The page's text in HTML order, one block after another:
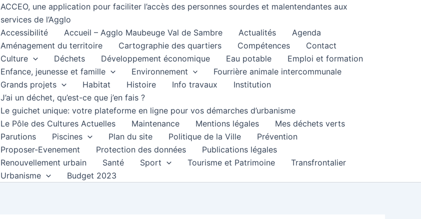
ACCEO, une application pour faciliter l’accès des personnes sourdes et malentendantes aux
services de l’Agglo
Accessibilité
Accueil – Agglo Maubeuge Val de Sambre Actualités
Agenda
Aménagement du territoire
Cartographie des quartiers Compétences
Contact
Culture
Déchets Développement économique Eau potable
Emploi et formation
Enfance, jeunesse et famille
Environnement
Fourrière animale intercommunale
Grands projets
Habitat Histoire Info travaux
Institution
J’ai un déchet, qu’est-ce que j’en fais ?
Le guichet unique: votre plateforme en ligne pour vos démarches d’urbanisme
Le Pôle des Cultures Actuelles
Maintenance Mentions légales
Mes déchets verts
Parutions
Piscines Plan du site Politique de la Ville
Prévention
Proposer-Evenement
Protection des données
Publications légales
Renouvellement urbain
Santé Sport Tourisme et Patrimoine
Transfrontalier
Urbanisme
Budget 2023